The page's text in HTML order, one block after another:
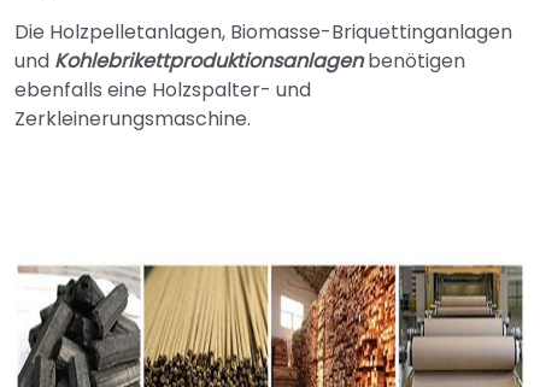
Die Holzpelletanlagen, Biomasse-Briquettinganlagen
und Kohlebrikettproduktionsanlagenbenötigen
ebenfalls eine Holzspalter- und
Zerkleinerungsmaschine.